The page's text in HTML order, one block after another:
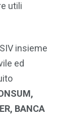
utili
insieme
ed
BANCA